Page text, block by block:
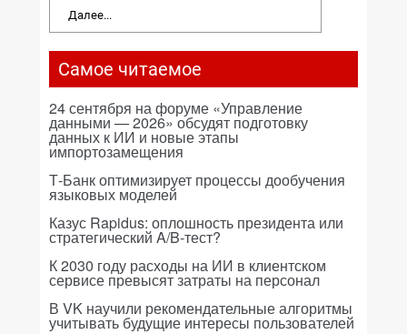
Далее...
Самое читаемое
24 сентября на форуме «Управление
данными — 2026» обсудят подготовку
данных к ИИ и новые этапы
импортозамещения
Т-Банк оптимизирует процессы дообучения
языковых моделей
Казус Rapidus: оплошность президента или
стратегический A/B-тест?
К 2030 году расходы на ИИ в клиентском
сервисе превысят затраты на персонал
В VK научили рекомендательные алгоритмы
учитывать будущие интересы пользователей